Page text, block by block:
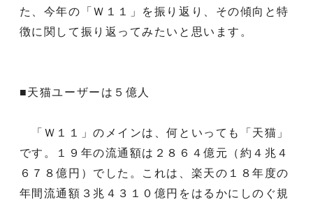
た、今年の「Ｗ１１」を振り返り、その傾向と特
徴に関して振り返ってみたいと思います。
■天猫ユーザーは５億人
「Ｗ１１」のメインは、何といっても「天猫」
です。１９年の流通額は２８６４億元（約４兆４
６７８億円）でした。これは、楽天の１８年度の
年間流通額３兆４３１０億円をはるかにしのぐ規